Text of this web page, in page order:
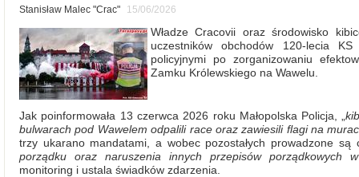
Stanisław Malec "Crac" 15/06/2026
Władze Cracovii oraz środowisko
uczestników obchodów 120-lecia
policyjnymi po zorganizowaniu
Zamku Królewskiego na Wawelu.
Jak poinformowała 13 czerwca 2026 roku Małopolska Policja, „
bulwarach pod Wawelem odpalili race oraz zawiesili flagi na
trzy ukarano mandatami, a wobec pozostałych prowadzone są
porządku oraz naruszenia innych przepisów porządkowych
monitoring i ustala świadków zdarzenia.